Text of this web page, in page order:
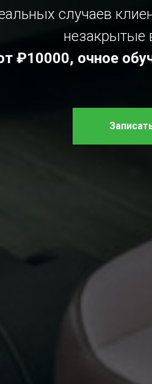
случаев
незакрытые
₽10000, очное